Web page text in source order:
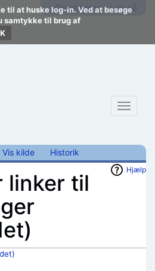
til at huske log-in. Ved at besøge
samtykke til brug af
Opret konto Log på
Toggle
Vis kilde Historik
Hjælp
linker til